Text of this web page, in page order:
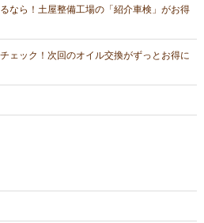
なら！土屋整備工場の「紹介車検」がお得
ェック！次回のオイル交換がずっとお得に